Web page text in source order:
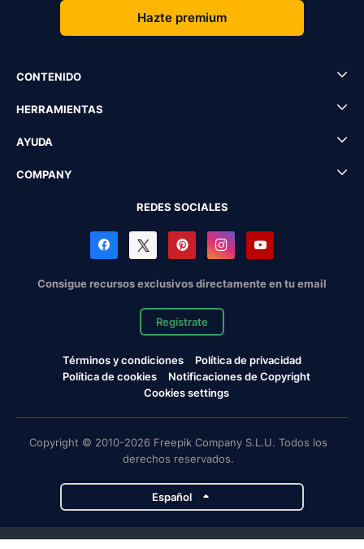
Hazte premium
CONTENIDO
HERRAMIENTAS
AYUDA
COMPANY
REDES SOCIALES
Consigue recursos exclusivos directamente en tu email
Regístrate
Términos y condiciones
Política de privacidad
Política de cookies
Notificaciones de Copyright
Cookies settings
Copyright © 2010-2026 Freepik Company S.L.U. Todos los
derechos reservados.
Español